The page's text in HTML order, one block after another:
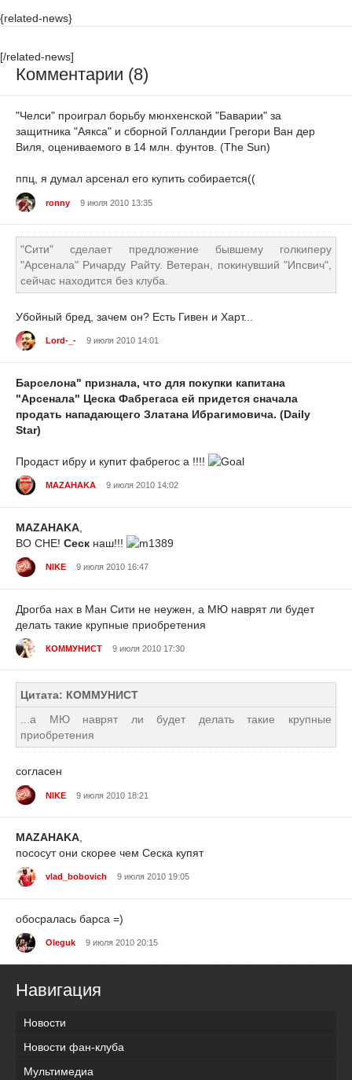
{related-news}
[/related-news]
Комментарии (8)
"Челси" проиграл борьбу мюнхенской "Баварии" за
защитника "Аякса" и сборной Голландии Грегори Ван дер
Виля, оцениваемого в 14 млн. фунтов. (The Sun)
ппц, я думал арсенал его купить собирается((
ronny 9 июля 2010 13:35
"Сити" сделает предложение бывшему голкиперу
"Арсенала" Ричарду Райту. Ветеран, покинувший "Ипсвич",
сейчас находится без клуба.
Убойный бред, зачем он? Есть Гивен и Харт...
Lord-_- 9 июля 2010 14:01
Барселона" признала, что для покупки капитана
"Арсенала" Цеска Фабрегаса ей придется сначала
продать нападающего Златана Ибрагимовича. (Daily
Star)
Продаст ибру и купит фабрегос а !!!!
MAZAHAKA 9 июля 2010 14:02
MAZAHAKA
ВО СНЕ! Сеск наш!!!
NIKE 9 июля 2010 16:47
Дрогба нах в Ман Сити не неужен, а МЮ наврят ли будет
делать такие крупные приобретения
КОММУНИСТ 9 июля 2010 17:30
Цитата: КОММУНИСТ
...а МЮ наврят ли будет делать такие крупные
приобретения
согласен
NIKE 9 июля 2010 18:21
MAZAHAKA
пососут они скорее чем Сеска купят
vlad_bobovich 9 июля 2010 19:05
обосралась барса =)
Oleguk 9 июля 2010 20:15
Навигация
Новости
Новости фан-клуба
Мультимедиа